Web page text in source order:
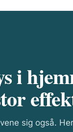
i
sig også.